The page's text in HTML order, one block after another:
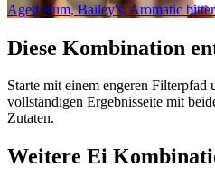
Aged Rum, Bailey's, Aromatic
Diese Kombination
Starte mit einem engeren Filterpfad
vollständigen Ergebnisseite mit
Zutaten.
Weitere Ei